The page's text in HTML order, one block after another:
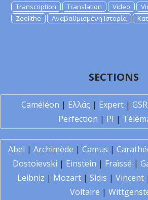
Transcription
Translation Video
Zeolithe
Αναβαθμισμένη Ιστορία
SECTIONS
Caméléon | Ελλάς | Expert| GSR
Perfection | PI |
Abel | Archimède | Camus |
Dostoïevski | Einstein | Fraïssé |
Leibniz | Mozart | Sidis | Vincent |
Voltaire |